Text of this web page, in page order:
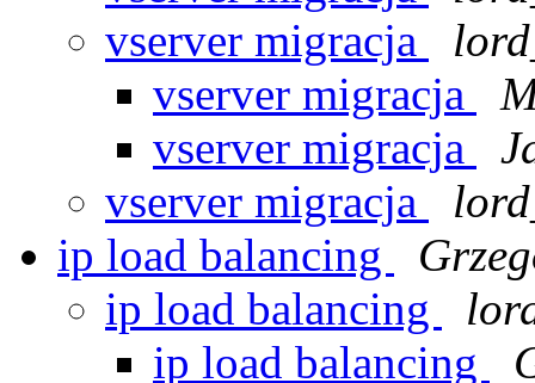
vserver migracja
vserver migracja
vserver migracja
vserver migracja
ip load balancing
ip load balancing
ip load balancing